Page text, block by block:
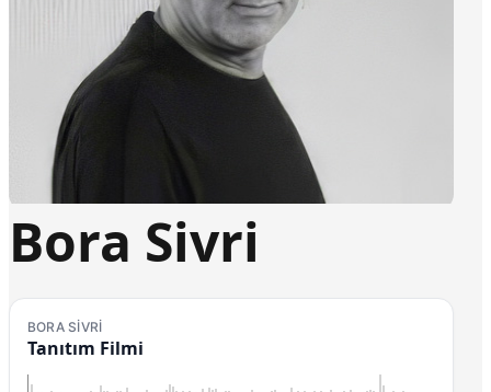
Bora Sivri
BORA SIVRI
Tanıtım Filmi